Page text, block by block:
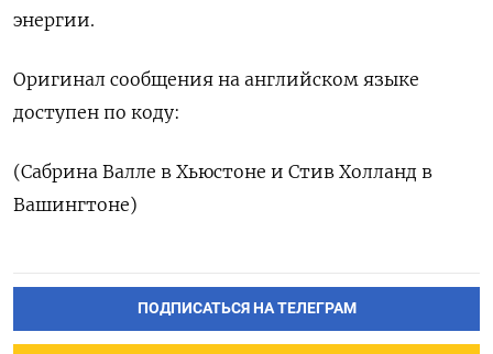
энергии.
Оригинал сообщения на английском языке
доступен по коду:
(Сабрина Валле в Хьюстоне и Стив Холланд в
Вашингтоне)
ПОДПИСАТЬСЯ НА ТЕЛЕГРАМ